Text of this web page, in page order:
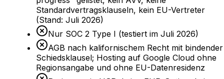
Standardvertragsklauseln, kein EU-Vertreter
(Stand: Juli 2026)
Nur SOC 2 Type I (testiert im Juli 2026)
AGB nach kalifornischem Recht mit bindender
Schiedsklausel; Hosting auf Google Cloud ohne
Regionsangabe und ohne EU-Datenresidenz